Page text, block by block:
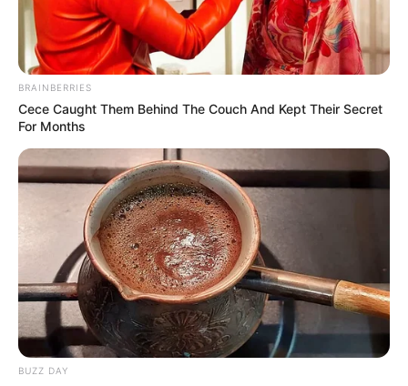
BRAINBERRIES
Cece Caught Them Behind The Couch And Kept Their Secret
For Months
BUZZ DAY